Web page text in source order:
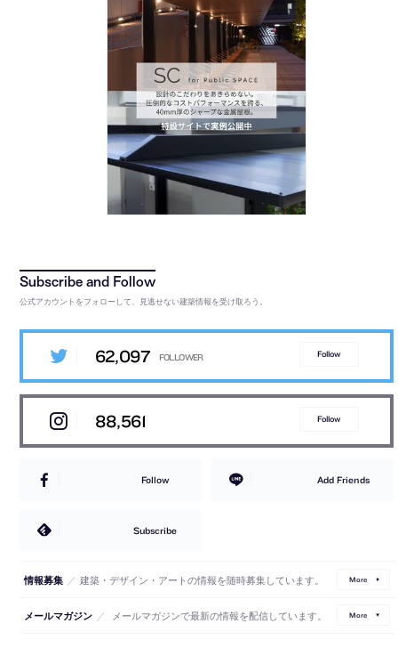
公式アカウントをフォローして、見逃せない建築情報を受け取ろう。
62,097 Follow
88,561 Follow
Follow Add Friends
Subscribe
情報募集 ／ 建築・デザイン・アートの情報を随時募集しています。 More
メールマガジン ／ メールマガジンで最新の情報を配信しています。 More